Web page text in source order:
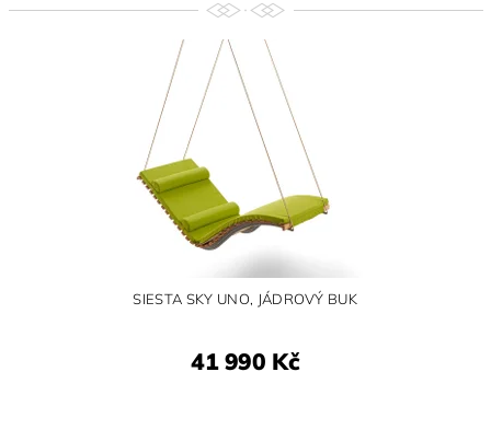
SIESTA SKY UNO, JÁDROVÝ BUK
41 990 Kč